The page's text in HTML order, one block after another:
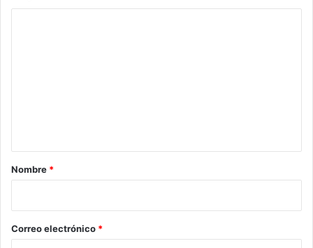
r
*
Nombre *
Correo electrónico *